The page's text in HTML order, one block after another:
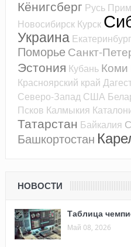
Кёнигсберг Русь
Новосибирск Курск
Украина Екатеринбург
Поморье Санкт-
Эстония Кубань Коми
Красноярский край
Северо-Запад США
Псков Калмыкия
Татарстан Байкалия
Башкортостан
НОВОСТИ
Таблица
Май 08, 2026